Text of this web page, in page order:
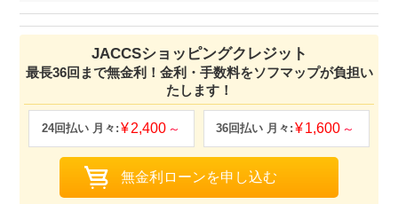
JACCSショッピングクレジット
最長36回まで無金利！金利・手数料をソフマップが負担い
たします！
2,400 1,600